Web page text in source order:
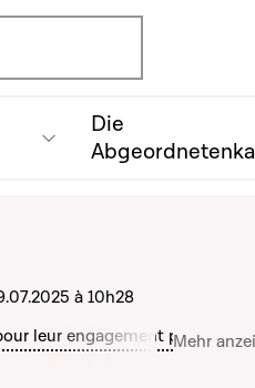
Die
leur engagement pour les
Mehr
à 10h28